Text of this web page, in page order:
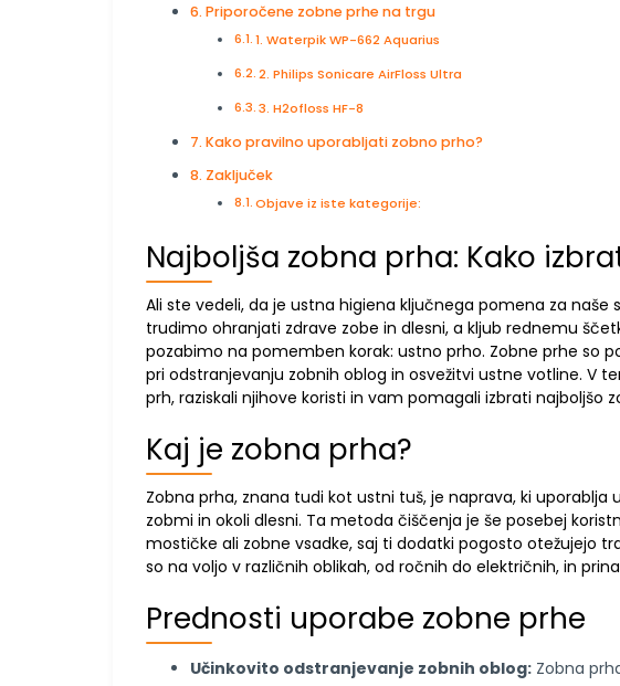
Priporočene zobne prhe na trgu
1. Waterpik WP-662 Aquarius
2. Philips Sonicare AirFloss Ultra
3. H2ofloss HF-8
Kako pravilno uporabljati zobno prho?
Zaključek
Objave iz iste kategorije:
Najboljša zobna prha: Kako
Ali ste vedeli, da je ustna higiena ključnega pomena za naše
trudimo ohranjati zdrave zobe in dlesni, a kljub rednemu
pozabimo na pomemben korak: ustno prho. Zobne prhe so
pri odstranjevanju zobnih oblog in osvežitvi ustne votline. V
prh, raziskali njihove koristi in vam pomagali izbrati najboljšo
Kaj je zobna prha?
Zobna prha, znana tudi kot ustni tuš, je naprava, ki
zobmi in okoli dlesni. Ta metoda čiščenja je še posebej
mostičke ali zobne vsadke, saj ti dodatki pogosto otežujejo
so na voljo v različnih oblikah, od ročnih do električnih, in
Prednosti uporabe zobne prhe
Učinkovito odstranjevanje zobnih oblog: Zobna